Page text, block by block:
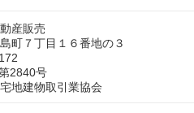
産販売
町７丁目１６番地の３
2840号
地建物取引業協会